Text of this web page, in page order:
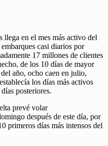
llega en el mes más activo del
casi diarios por
17 millones de clientes
de los 10 días de mayor
año, ocho caen en julio,
los días más activos
posteriores.
prevé volar
después de este día, por
primeros días más intensos del